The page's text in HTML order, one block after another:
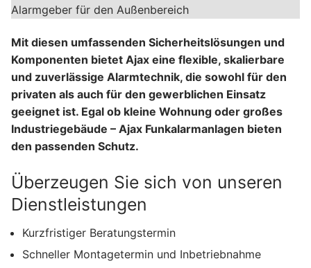
Alarmgeber für den Außenbereich
Mit diesen umfassenden Sicherheitslösungen und
Komponenten bietet Ajax eine flexible, skalierbare
und zuverlässige Alarmtechnik, die sowohl für den
privaten als auch für den gewerblichen Einsatz
geeignet ist. Egal ob kleine Wohnung oder großes
Industriegebäude – Ajax Funkalarmanlagen bieten
den passenden Schutz.
Überzeugen Sie sich von unseren
Dienstleistungen
Kurzfristiger Beratungstermin
Schneller Montagetermin und Inbetriebnahme